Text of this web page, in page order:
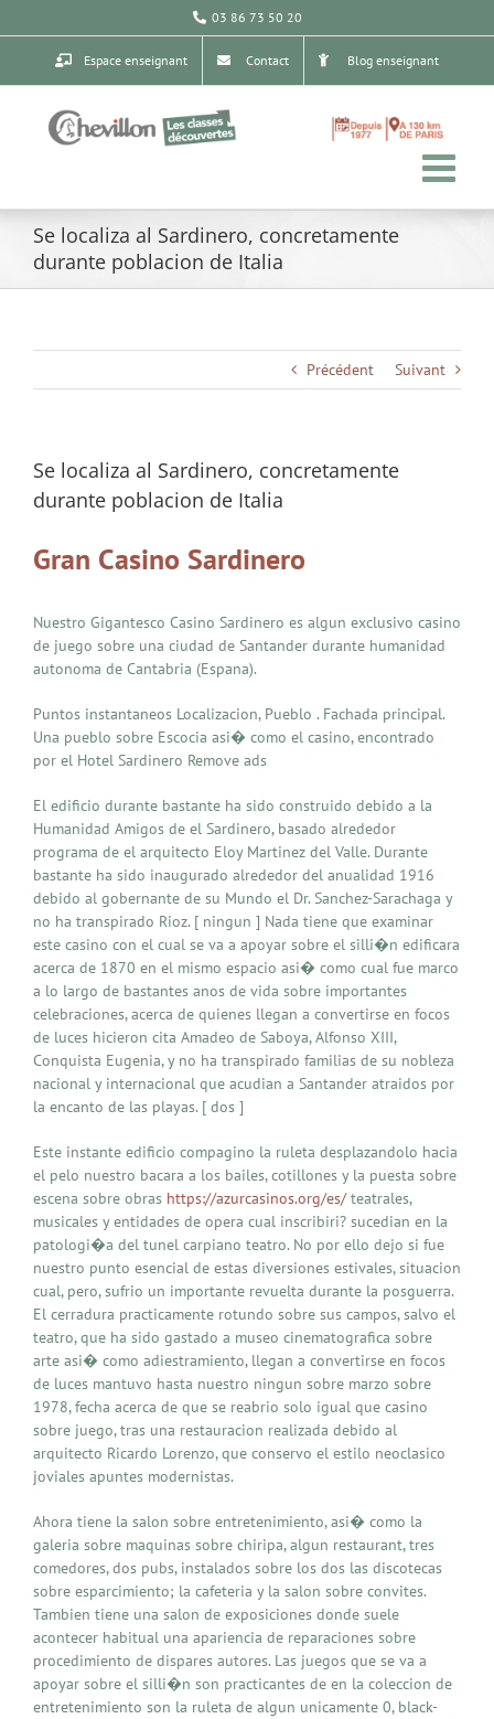
au
03 86 73 50 20
Espace enseignant Contact Blog enseignant
Se localiza al Sardinero, concretamente
durante poblacion de Italia
Précédent Suivant
Se localiza al Sardinero, concretamente
durante poblacion de Italia
Gran Casino Sardinero
Nuestro Gigantesco Casino Sardinero es algun exclusivo casino
de juego sobre una ciudad de Santander durante humanidad
autonoma de Cantabria (Espana).
Puntos instantaneos Localizacion, Pueblo . Fachada principal.
Una pueblo sobre Escocia asi� como el casino, encontrado
por el Hotel Sardinero Remove ads
El edificio durante bastante ha sido construido debido a la
Humanidad Amigos de el Sardinero, basado alrededor
programa de el arquitecto Eloy Martinez del Valle. Durante
bastante ha sido inaugurado alrededor del anualidad 1916
debido al gobernante de su Mundo el Dr. Sanchez-Sarachaga y
no ha transpirado Rioz. [ ningun ] Nada tiene que examinar
este casino con el cual se va a apoyar sobre el silli�n edificara
acerca de 1870 en el mismo espacio asi� como cual fue marco
a lo largo de bastantes anos de vida sobre importantes
celebraciones, acerca de quienes llegan a convertirse en focos
de luces hicieron cita Amadeo de Saboya, Alfonso XIII,
Conquista Eugenia, y no ha transpirado familias de su nobleza
nacional y internacional que acudian a Santander atraidos por
la encanto de las playas. [ dos ]
Este instante edificio compagino la ruleta desplazandolo hacia
el pelo nuestro bacara a los bailes, cotillones y la puesta sobre
escena sobre obras https://azurcasinos.org/es/teatrales,
musicales y entidades de opera cual inscribiri? sucedian en la
patologi�a del tunel carpiano teatro. No por ello dejo si fue
nuestro punto esencial de estas diversiones estivales, situacion
cual, pero, sufrio un importante revuelta durante la posguerra.
El cerradura practicamente rotundo sobre sus campos, salvo el
teatro, que ha sido gastado a museo cinematografica sobre
arte asi� como adiestramiento, llegan a convertirse en focos
de luces mantuvo hasta nuestro ningun sobre marzo sobre
1978, fecha acerca de que se reabrio solo igual que casino
sobre juego, tras una restauracion realizada debido al
arquitecto Ricardo Lorenzo, que conservo el estilo neoclasico
joviales apuntes modernistas.
Ahora tiene la salon sobre entretenimiento, asi� como la
galeria sobre maquinas sobre chiripa, algun restaurant, tres
comedores, dos pubs, instalados sobre los dos las discotecas
sobre esparcimiento; la cafeteria y la salon sobre convites.
Tambien tiene una salon de exposiciones donde suele
acontecer habitual una apariencia de reparaciones sobre
procedimiento de dispares autores. Las juegos que se va a
apoyar sobre el silli�n son practicantes de en la coleccion de
entretenimiento son la ruleta de algun unicamente 0, black-